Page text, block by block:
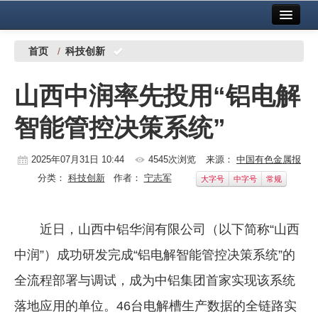
中国有色金属报社主办 广告服务
铜镍铅锌
铝
稀有稀土
镁钛
地矿 建设
党建工作
首页 / 科技创新
山西中润率先投用“铝电解
智能管控决策系统”
2025年07月31日 10:44 4545次浏览 来源： 中国有色金属报
分类： 科技创新作者： 宁志军 大字号 中字号 常规
近日，山西中铝华润有限公司（以下简称“山西
中润”）成功研发完成“铝电解智能管控决策系统”的
全流程部署与调试，成为中铝集团首家实现该系统
落地应用的单位。46台电解槽生产数据的全链路实